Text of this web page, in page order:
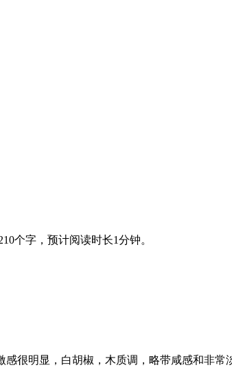
个字，预计阅读时长1分钟。
很明显，白胡椒，木质调，略带咸感和非常